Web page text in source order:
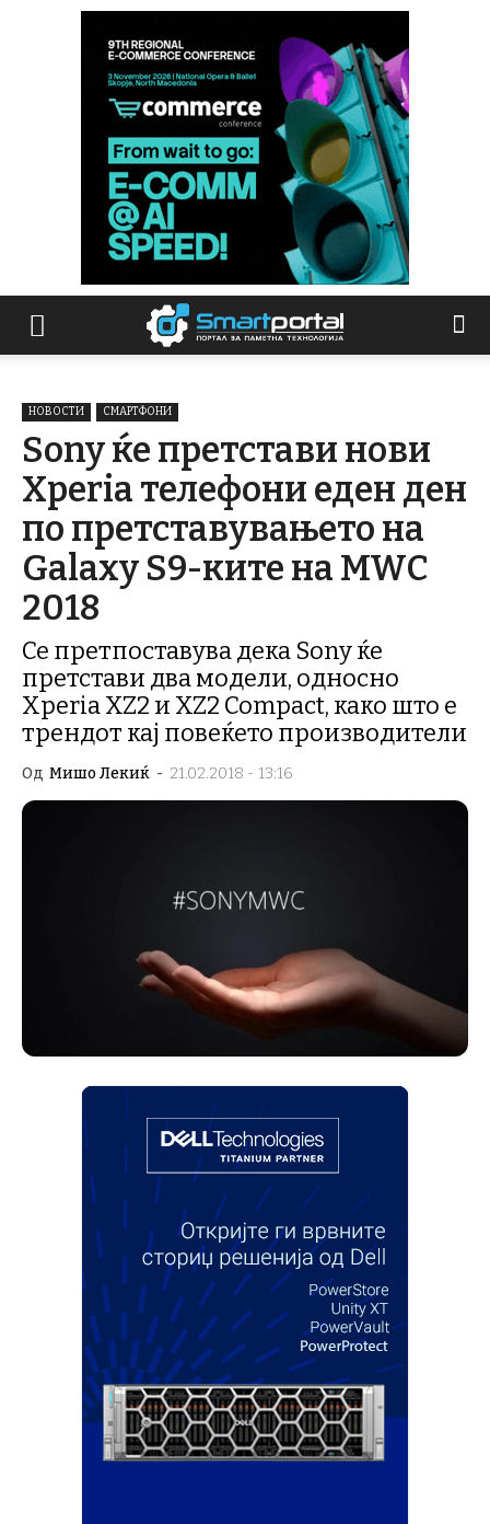
НОВОСТИ СМАРТФОНИ
Sony ќе претстави нови
Xperia телефони еден ден
по претставувањето на
Galaxy S9-ките на MWC
2018
Се претпоставува дека Sony ќе
претстави два модели, односно
Xperia XZ2 и XZ2 Compact, како што е
трендот кај повеќето производители
Од Мишо Лекиќ - 21.02.2018 - 13:16